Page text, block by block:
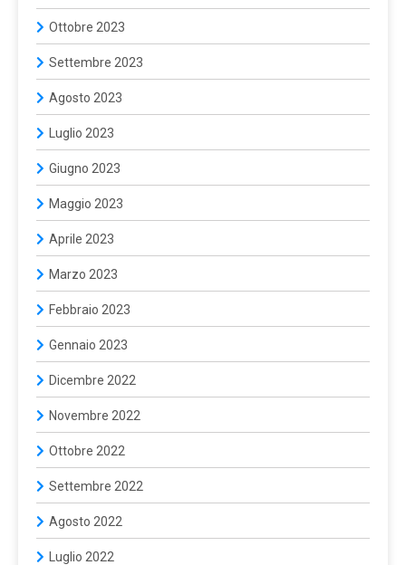
Ottobre 2023
Settembre 2023
Agosto 2023
Luglio 2023
Giugno 2023
Maggio 2023
Aprile 2023
Marzo 2023
Febbraio 2023
Gennaio 2023
Dicembre 2022
Novembre 2022
Ottobre 2022
Settembre 2022
Agosto 2022
Luglio 2022